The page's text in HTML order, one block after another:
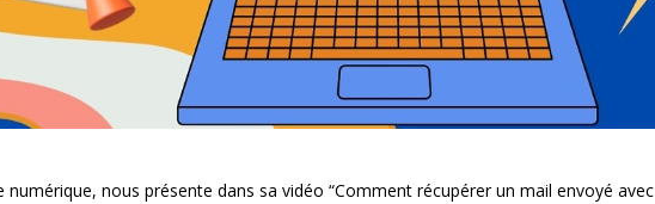
nous présente dans sa vidéo “Comment récupérer un mail envoyé avec